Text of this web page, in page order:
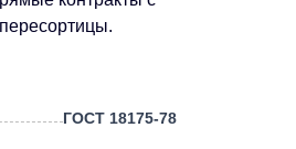
ГОСТ 18175-78